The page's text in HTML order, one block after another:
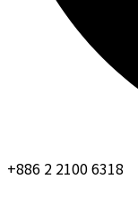
+886 2 2100 6318